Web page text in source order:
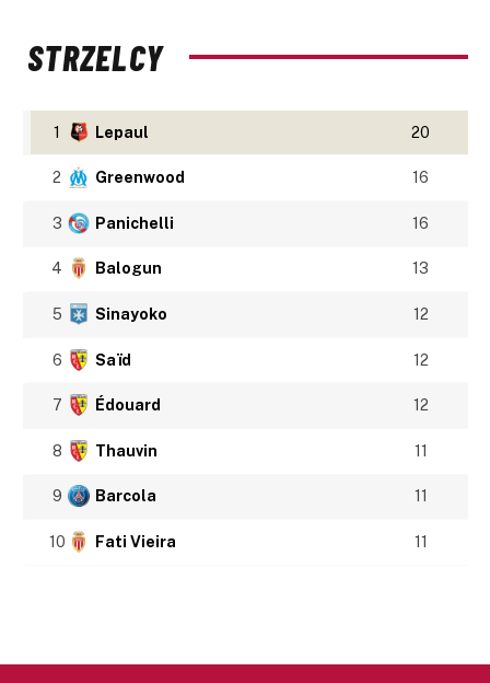
STRZELCY
1 Lepaul 20
2 Greenwood 16
3 Panichelli 16
4 Balogun 13
5 Sinayoko 12
6 Saïd 12
7 Édouard 12
8 Thauvin 11
9 Barcola 11
10 Fati Vieira 11